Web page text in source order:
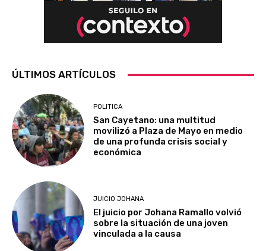
ÚLTIMOS ARTÍCULOS
POLITICA
San Cayetano: una multitud
movilizó a Plaza de Mayo en medio
de una profunda crisis social y
económica
JUICIO JOHANA
El juicio por Johana Ramallo volvió
sobre la situación de una joven
vinculada a la causa